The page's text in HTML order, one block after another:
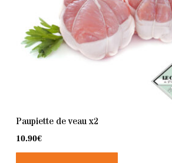
Paupiette de veau x2
10.90€